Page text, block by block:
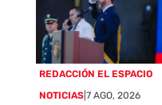
REDACCIÓN EL ESPACIO
NOTICIAS |7 AGO, 2026